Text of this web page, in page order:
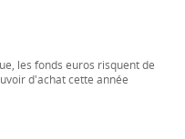
les fonds euros risquent de
d'achat cette année